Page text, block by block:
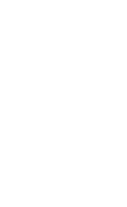
Sprinter: Mit
s (2,4 GHz). Die
Geräte
Fiber
sorgt so für